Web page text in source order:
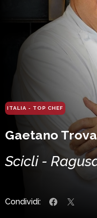
ITALIA - TOP CHEF
Gaetano
Scicli -
Condividi: